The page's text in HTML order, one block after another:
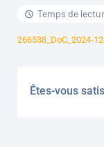
Temps de
266538_DoC_2024-
Êtes-vous